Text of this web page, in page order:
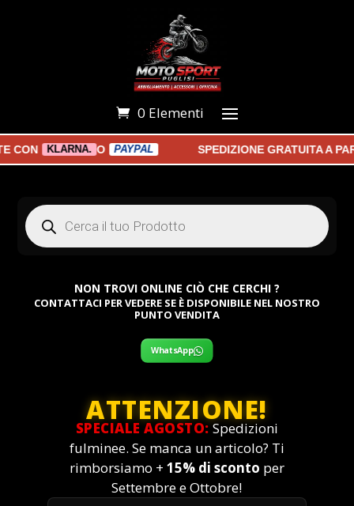
0 Elementi
KLARNA. O PAYPAL SPEDIZIONE GRATUITA A
Products
search
NON TROVI ONLINE CIÒ CHE CERCHI ?
CONTATTACI PER VEDERE SE È DISPONIBILE NEL NOSTRO
PUNTO VENDITA
WhatsApp
ATTENZIONE!
SPECIALE AGOSTO: Spedizioni
fulminee. Se manca un articolo? Ti
rimborsiamo + 15% di sconto per
Settembre e Ottobre!